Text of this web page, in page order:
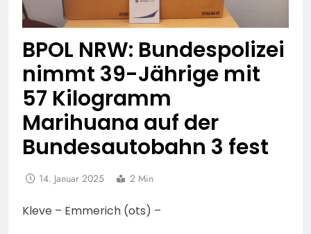
BPOL NRW: Bundespolizei
nimmt 39-Jährige mit
57 Kilogramm
Marihuana auf der
Bundesautobahn 3 fest
14. Januar 2025 2 Min
Kleve – Emmerich (ots) –